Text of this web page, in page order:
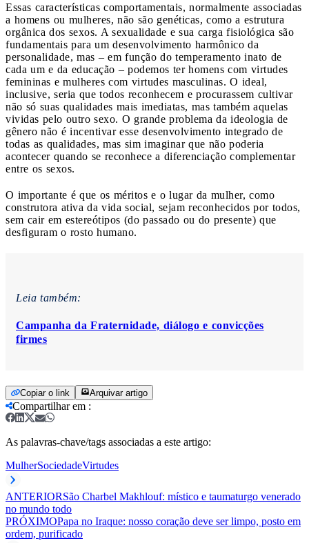
Essas características comportamentais, normalmente associadas
a homens ou mulheres, não são genéticas, como a estrutura
orgânica dos sexos. A sexualidade e sua carga fisiológica são
fundamentais para um desenvolvimento harmônico da
personalidade, mas – em função do temperamento inato de
cada um e da educação – podemos ter homens com virtudes
femininas e mulheres com virtudes masculinas. O ideal,
inclusive, seria que todos reconhecem e procurassem cultivar
não só suas qualidades mais imediatas, mas também aquelas
vividas pelo outro sexo. O grande problema da ideologia de
gênero não é incentivar esse desenvolvimento integrado de
todas as qualidades, mas sim imaginar que não poderia
acontecer quando se reconhece a diferenciação complementar
entre os sexos.
O importante é que os méritos e o lugar da mulher, como
construtora ativa da vida social, sejam reconhecidos por todos,
sem cair em estereótipos (do passado ou do presente) que
desfiguram o rosto humano.
Leia também:
Campanha da Fraternidade, diálogo e convicções
firmes
Copiar o link Arquivar artigo
Compartilhar em :
As palavras-chave/tags associadas a este artigo:
MulherSociedadeVirtudes
ANTERIORSão Charbel Makhlouf: místico e taumaturgo venerado
no mundo todo
PRÓXIMOPapa no Iraque: nosso coração deve ser limpo, posto em
ordem, purificado